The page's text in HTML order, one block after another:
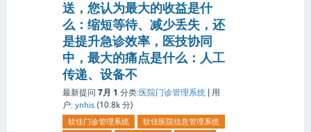
送，您认为最大的收益是什
么：缩短等待、减少丢失，还
是提升急诊效率，医技协同
中，最大的痛点是什么：人工
传递、设备不
最新提问 7月 1 分类:医院门诊管理系统
用
户: ynhis (10.8k 分)
软佳门诊管理系统
软佳医院信息管理系统